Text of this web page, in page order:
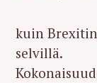
kuin
selvillä.